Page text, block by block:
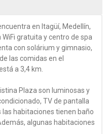
en Itagüí, Medellín,
gratuita y centro de spa
con solárium y gimnasio,
las comidas en el
a 3,4 km.
Plaza son luminosas y
TV de pantalla
habitaciones tienen baño
algunas habitaciones